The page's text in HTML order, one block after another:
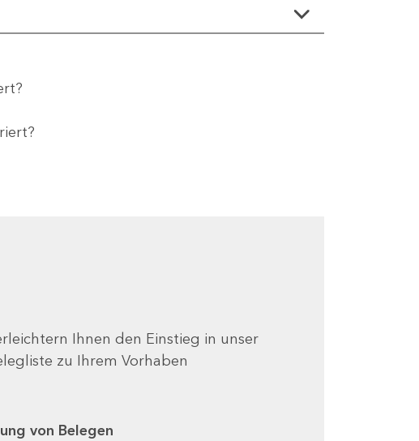
Ihnen den Einstieg in unser
zu Ihrem Vorhaben
von Belegen